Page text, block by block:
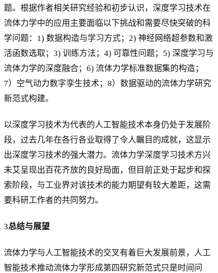
题。根据作者相关研究经验和初步认识，深度学习技术在
流体力学中的应用主要面临以下挑战和需要尽快突破的科
学问题：1) 数据构造与学习方式；2) 神经网络超参数和激
活函数选取；3) 训练方法；4) 可靠性问题；5) 深度学习与
流体力学的深度融合；6) 流体力学标准数据集的构造；
7）空气动力数字孪生技术；8）数据驱动的流体力学研究
新范式构建。
以深度学习技术为代表的人工智能技术本身仍处于发展阶
段，过去几年在各行各业取得了令人瞩目的成就，这显示
出深度学习技术的强大潜力。流体力学深度学习技术方兴
未艾呈现出百花齐放的良好局面，但目前正处于起步和探
索阶段，与工业界对该技术的能力期望有较大差距，这需
要科研工作者的共同努力。
3总结与展望
流体力学与人工智能技术的交叉有着巨大发展前景，人工
智能技术推动流体力学形成第四研究新范式只是时间问